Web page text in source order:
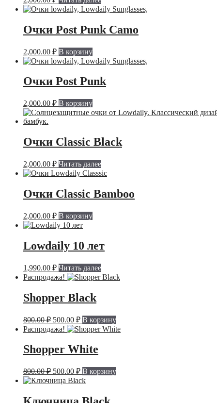
Очки Post Punk Camo
2,000.00 ₽ В корзину
Очки Post Punk
2,000.00 ₽ В корзину
Очки Classic Black
2,000.00 ₽ Читать далее
Очки Classic Bamboo
2,000.00 ₽ В корзину
Lowdaily 10 лет
1,990.00 ₽ Читать далее
Распродажа!
Shopper Black
800.00₽ Первоначальная
цена
составляла
800.00 ₽.
500.00 ₽Текущая
цена:
В корзину
Распродажа!
Shopper White
800.00₽ Первоначальная
цена
составляла
500.00 ₽Текущая
цена:
В корзину